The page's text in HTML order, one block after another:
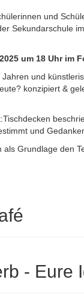
und
Sekundarschule
um 18 Uhr im
und
konzipiert &
und
Grundlage den
- Eure